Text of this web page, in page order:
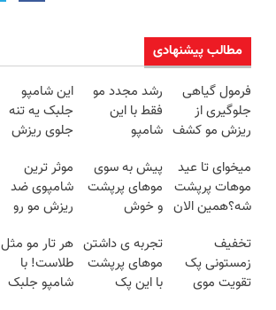
مطالب پیشنهادی
فرمول گیاهی
جلوگیری از
ریزش مو کشف
امشب
رشد مجدد مو
فقط با این
شامپو
تخفیف در
خرید فوری)
این شامپو
جلبک یه تنه
جلوی ریزش
میگیره۴۰٪تخفیف
میخوای تا عید
موهات پرپشت
شه؟همین الان
با تخفیف بخر
پیش به سوی
موهای پرپشت
و خوش
موثر ترین
شامپوی ضد
ریزش مو رو
بخر
تخفیف
زمستونی پک
تقویت موی
تجربه ی داشتن
موهای پرپشت
با این پک
هر تار مو مثل
طلاست! با
شامپو جلبک